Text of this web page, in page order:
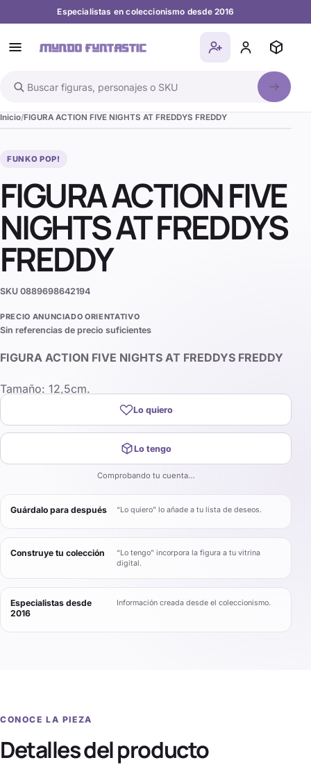
Especialistas en coleccionismo desde 2016
Buscar en el catálogo
Inicio FIGURA ACTION FIVE NIGHTS AT FREDDYS FREDDY
FUNKO POP!
FIGURA ACTION FIVE
NIGHTS AT FREDDYS
FREDDY
SKU 0889698642194
PRECIO ANUNCIADO ORIENTATIVO
Sin referencias de precio suficientes
FIGURA ACTION FIVE NIGHTS AT FREDDYS FREDDY
Tamaño: 12,5cm.
Lo quiero
Lo tengo
Comprobando tu cuenta…
Guárdalo para después “Lo quiero” lo añade a tu lista de deseos.
Construye tu colección
“Lo tengo” incorpora la figura a tu vitrina
digital.
Especialistas desde
2016
Información creada desde el coleccionismo.
CONOCE LA PIEZA
Detalles del producto